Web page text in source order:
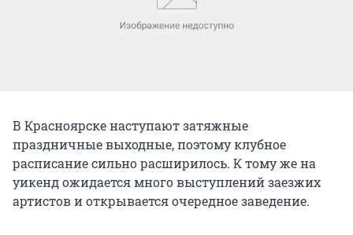
В Красноярске наступают затяжные
праздничные выходные, поэтому клубное
расписание сильно расширилось. К тому же на
уикенд ожидается много выступлений заезжих
артистов и открывается очередное заведение.